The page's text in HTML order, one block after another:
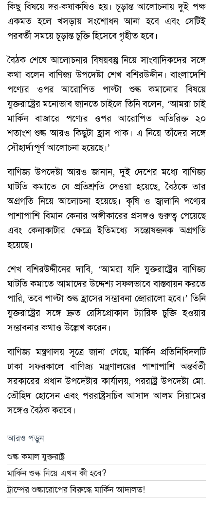
কিছু বিষয়ে দর-কষাকষিও হয়। চূড়ান্ত আলোচনায় দুই পক্ষ
একমত হলে খসড়ায় সংশোধন আনা হবে এবং সেটিই
পরবর্তী সময়ে চূড়ান্ত চুক্তি হিসেবে গৃহীত হবে।
বৈঠক শেষে আলোচনার বিষয়বস্তু নিয়ে সাংবাদিকদের সঙ্গে
কথা বলেন বাণিজ্য উপদেষ্টা শেখ বশিরউদ্দীন। বাংলাদেশি
পণ্যের ওপর আরোপিত পাল্টা শুল্ক কমানোর বিষয়ে
যুক্তরাষ্ট্রের মনোভাব জানতে চাইলে তিনি বলেন, ‘আমরা চাই
মার্কিন বাজারে পণ্যের ওপর আরোপিত অতিরিক্ত ২০
শতাংশ শুল্ক আরও কিছুটা হ্রাস পাক। এ নিয়ে তাঁদের সঙ্গে
সৌহার্দ্যপূর্ণ আলোচনা হয়েছে।’
বাণিজ্য উপদেষ্টা আরও জানান, দুই দেশের মধ্যে বাণিজ্য
ঘাটতি কমাতে যে প্রতিশ্রুতি দেওয়া হয়েছে, বৈঠকে তার
অগ্রগতি নিয়ে আলোচনা হয়েছে। কৃষি ও জ্বালানি পণ্যের
পাশাপাশি বিমান কেনার অঙ্গীকারের প্রসঙ্গও গুরুত্ব পেয়েছে
এবং কেনাকাটার ক্ষেত্রে ইতিমধ্যে সন্তোষজনক অগ্রগতি
হয়েছে।
শেখ বশিরউদ্দীনের দাবি, ‘আমরা যদি যুক্তরাষ্ট্রের বাণিজ্য
ঘাটতি কমাতে আমাদের উদ্দেশ্য সফলভাবে বাস্তবায়ন করতে
পারি, তবে পাল্টা শুল্ক হ্রাসের সম্ভাবনা জোরালো হবে।’ তিনি
যুক্তরাষ্ট্রের সঙ্গে দ্রুত রেসিপ্রোকাল ট্যারিফ চুক্তি হওয়ার
সম্ভাবনার কথাও উল্লেখ করেন।
বাণিজ্য মন্ত্রণালয় সূত্রে জানা গেছে, মার্কিন প্রতিনিধিদলটি
ঢাকা সফরকালে বাণিজ্য মন্ত্রণালয়ের পাশাপাশি অন্তর্বর্তী
সরকারের প্রধান উপদেষ্টার কার্যালয়, পররাষ্ট্র উপদেষ্টা মো.
তৌহিদ হোসেন এবং পররাষ্ট্রসচিব আসাদ আলম সিয়ামের
সঙ্গেও বৈঠক করবে।
আরও পড়ুন
শুল্ক কমাল যুক্তরাষ্ট্র
মার্কিন শুল্ক নিয়ে এখন কী হবে?
ট্রাম্পের শুল্কারোপের বিরুদ্ধে মার্কিন আদালত!